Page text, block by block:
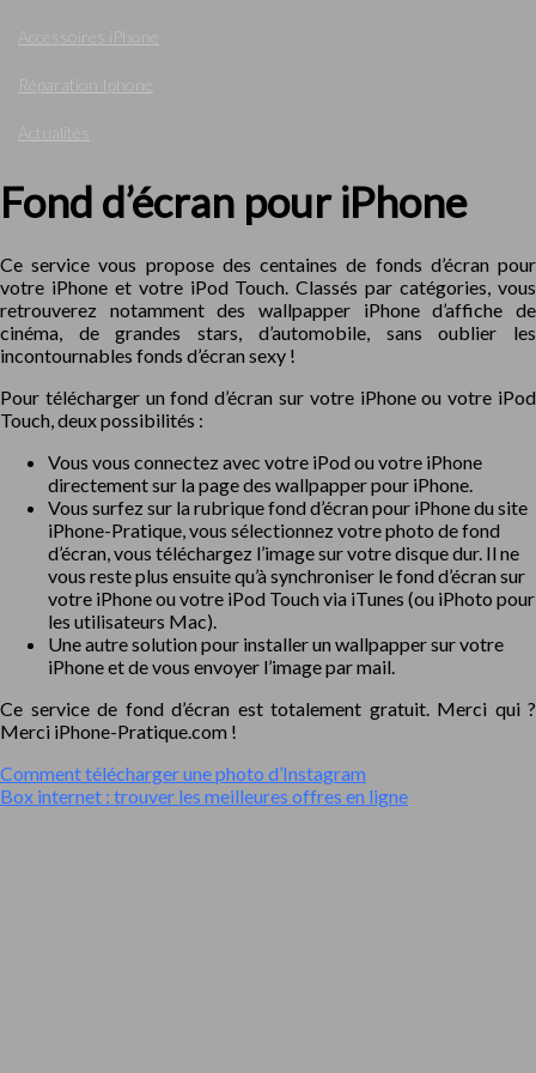
Accessoires iPhone
Réparation Iphone
Actualités
Fond d’écran pour iPhone
Ce service vous propose des centaines de fonds d’écran pour
votre iPhone et votre iPod Touch. Classés par catégories, vous
retrouverez notamment des wallpapper iPhone d’affiche de
cinéma, de grandes stars, d’automobile, sans oublier les
incontournables fonds d’écran sexy !
Pour télécharger un fond d’écran sur votre iPhone ou votre iPod
Touch, deux possibilités :
Vous vous connectez avec votre iPod ou votre iPhone
directement sur la page des wallpapper pour iPhone.
Vous surfez sur la rubrique fond d’écran pour iPhone du site
iPhone-Pratique, vous sélectionnez votre photo de fond
d’écran, vous téléchargez l’image sur votre disque dur. Il ne
vous reste plus ensuite qu’à synchroniser le fond d’écran sur
votre iPhone ou votre iPod Touch via iTunes (ou iPhoto pour
les utilisateurs Mac).
Une autre solution pour installer un wallpapper sur votre
iPhone et de vous envoyer l’image par mail.
Ce service de fond d’écran est totalement gratuit. Merci qui ?
Merci iPhone-Pratique.com !
Comment télécharger une photo d’Instagram
Box internet : trouver les meilleures offres en ligne